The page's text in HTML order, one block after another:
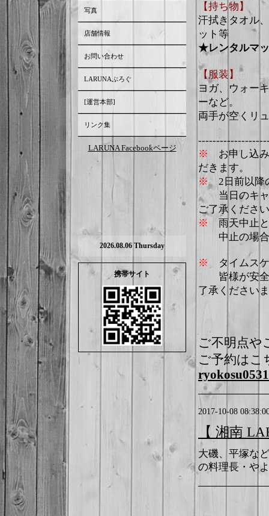
【持ち物】
汗拭きタオル
ット等
★レンタルマ
【服装】
ヨガ、ウォー
ーなど。
両手が空くリ
※ お申し込
だきます。
※ 2 日前以
当日のキャ
ご了承くださ
※ 雨天中止
中止の場合
※
タイムス
皆様が安全
了承ください
ご不明点や
ご予約は
2017-10-08
【 湘南
大磯、平塚な
の料理長・や
写真
店舗情報
お問い合わせ
LARUNAぶろぐ
[運営本部]
リンク集
LARUNA Facebookページ
2026.08.06 Thursday
携帯サイト